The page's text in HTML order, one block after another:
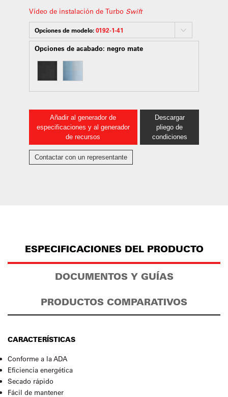
Vídeo de instalación de Turbo Swift
Opciones de modelo:0192-1-41
Opciones de acabado: negro mate
Añadir al generador de
especificaciones y al generador
de recursos
Descargar
pliego de
condiciones
Contactar con un representante
ESPECIFICACIONES DEL PRODUCTO
DOCUMENTOS Y GUÍAS
PRODUCTOS COMPARATIVOS
CARACTERÍSTICAS
Conforme a la ADA
Eficiencia energética
Secado rápido
Fácil de mantener